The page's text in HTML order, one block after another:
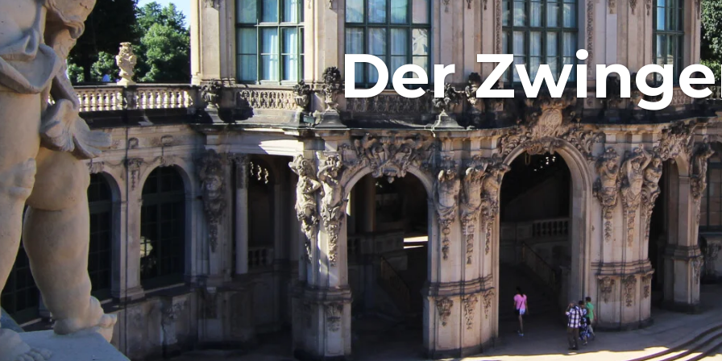
Der